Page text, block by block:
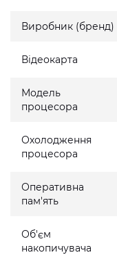
Виробник (бренд)
Відеокарта
Модель
процесора
Охолодження
процесора
Оперативна
пам'ять
Об'єм
накопичувача